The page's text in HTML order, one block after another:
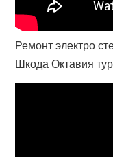
Ремонт электро
Шкода Октавия